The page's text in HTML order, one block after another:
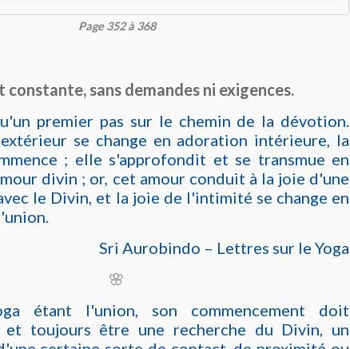
Page 352 à 368
constante, sans demandes ni exigences.
premier pas sur le chemin de la dévotion.
se change en adoration intérieure, la
; elle s'approfondit et se transmue en
divin ; or, cet amour conduit à la joie d'une
le Divin, et la joie de l'intimité se change en
Sri Aurobindo – Lettres sur le Yoga
🌸
étant l'union, son commencement doit
et toujours être une recherche du Divin, un